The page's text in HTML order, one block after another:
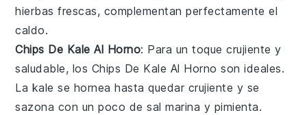
hierbas frescas, complementan perfectamente el
caldo.
Chips De Kale Al Horno: Para un toque crujiente y
saludable, los Chips De Kale Al Horno son ideales.
La kale se hornea hasta quedar crujiente y se
sazona con un poco desal marina y pimienta.